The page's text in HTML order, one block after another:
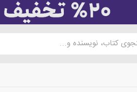
کتاب، نویسنده و...